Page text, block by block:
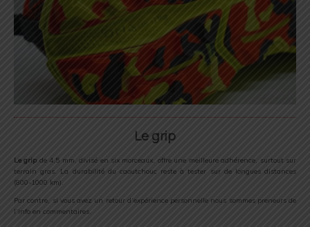
Le grip
Le grip de 4,5 mm, divisé en six morceaux, offre une meilleure adhérence, surtout sur
terrain gras. La durabilité du caoutchouc reste à tester sur de longues distances
(800-1000 km).
Par contre, si vous avez un retour d’expérience personnelle nous sommes preneurs de
l’info en commentaires.